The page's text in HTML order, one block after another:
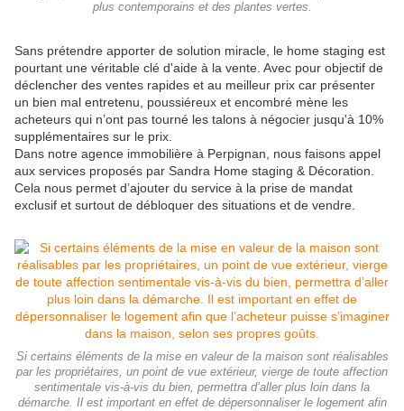
plus contemporains et des plantes vertes.
Sans prétendre apporter de solution miracle, le home staging est
pourtant une véritable clé d'aide à la vente. Avec pour objectif de
déclencher des ventes rapides et au meilleur prix car présenter
un bien mal entretenu, poussiéreux et encombré mène les
acheteurs qui n’ont pas tourné les talons à négocier jusqu'à 10%
supplémentaires sur le prix.
Dans notre agence immobilière à Perpignan, nous faisons appel
aux services proposés par Sandra Home staging & Décoration.
Cela nous permet d’ajouter du service à la prise de mandat
exclusif et surtout de débloquer des situations et de vendre.
Si certains éléments de la mise en valeur de la maison sont réalisables
par les propriétaires, un point de vue extérieur, vierge de toute affection
sentimentale vis-à-vis du bien, permettra d’aller plus loin dans la
démarche. Il est important en effet de dépersonnaliser le logement afin